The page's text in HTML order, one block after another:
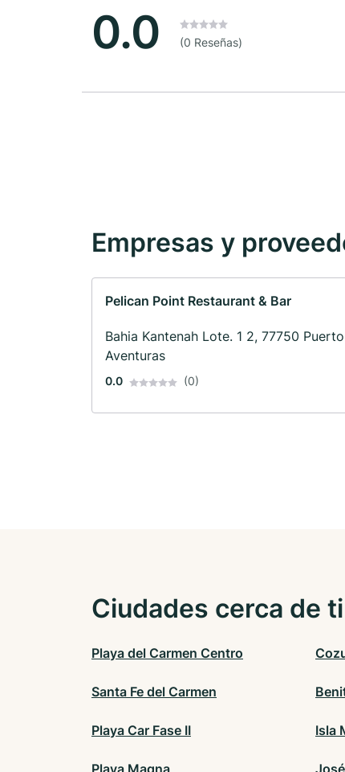
0.0 (0 Reseñas)
Empresas y
Pelican Point Restaurant & Bar
Bahia Kantenah Lote. 1 2, 77750 Puerto
Aventuras
0.0 (0)
Ciudades cerca de ti
Playa del Carmen Centro
Santa Fe del Carmen
Playa Car Fase II Isla